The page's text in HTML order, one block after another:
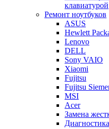
клавиатурой
Ремонт ноутбуков
ASUS
Hewlett
Lenovo
DELL
Sony VAIO
Xiaomi
Fujitsu
Fujitsu
MSI
Acer
Замена